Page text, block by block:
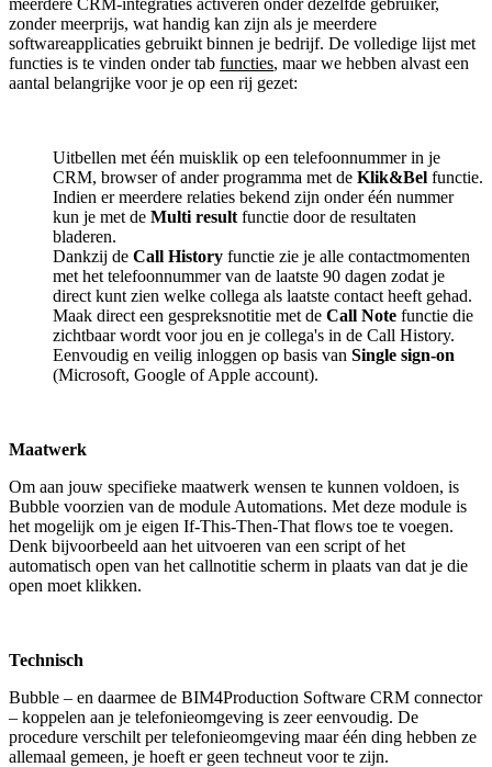
zonder meerprijs, wat handig kan zijn als je meerdere
softwareapplicaties gebruikt binnen je bedrijf. De volledige lijst met
functies is te vinden onder tab functies, maar we hebben alvast een
aantal belangrijke voor je op een rij gezet:
Uitbellen met één muisklik op een telefoonnummer in je
CRM, browser of ander programma met de Klik&Bel functie.
Indien er meerdere relaties bekend zijn onder één nummer
kun je met de Multi result functie door de resultaten
bladeren.
Dankzij de Call History functie zie je alle contactmomenten
met het telefoonnummer van de laatste 90 dagen zodat je
direct kunt zien welke collega als laatste contact heeft gehad.
Maak direct een gespreksnotitie met de Call Note functie die
zichtbaar wordt voor jou en je collega's in de Call History.
Eenvoudig en veilig inloggen op basis van Single sign-on
(Microsoft, Google of Apple account).
Maatwerk
Om aan jouw specifieke maatwerk wensen te kunnen voldoen, is
Bubble voorzien van de module Automations. Met deze module is
het mogelijk om je eigen If-This-Then-That flows toe te voegen.
Denk bijvoorbeeld aan het uitvoeren van een script of het
automatisch open van het callnotitie scherm in plaats van dat je die
open moet klikken.
Technisch
Bubble – en daarmee de BIM4Production Software CRM connector
– koppelen aan je telefonieomgeving is zeer eenvoudig. De
procedure verschilt per telefonieomgeving maar één ding hebben ze
allemaal gemeen, je hoeft er geen techneut voor te zijn.